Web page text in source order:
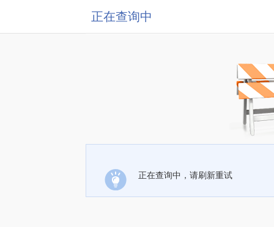
正在查询中
正在查询中，请刷新重试